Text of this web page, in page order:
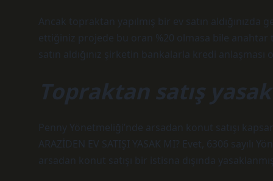
Ancak topraktan yapılmış bir ev satın
ettiğiniz projede bu oran %20 olmasa bile anahtar
satın aldığınız şirketin bankalarla kredi anlaşması
Topraktan satış yasak
Penny Yönetmeliği’nde arsadan konut satışı
ARAZİDEN EV SATIŞI YASAK MI? Evet, 6306
arsadan konut satışı bir istisna dışında